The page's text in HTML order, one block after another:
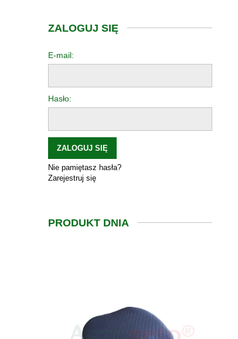
ZALOGUJ SIĘ
E-mail:
Hasło:
ZALOGUJ SIĘ
Nie pamiętasz hasła?
Zarejestruj się
PRODUKT DNIA